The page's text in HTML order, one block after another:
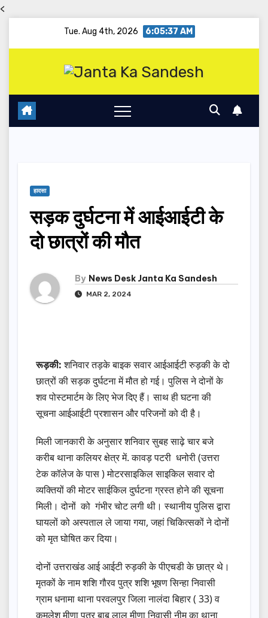
<
Tue. Aug 4th, 2026 6:05:37 AM
हादसा
सड़क दुर्घटना में आईआईटी के
दो छात्रों की मौत
By News Desk Janta Ka Sandesh
MAR 2, 2024
रूड़की:शनिवार तड़के बाइक सवार आईआईटी रुड़की के दो
छात्रों की सड़क दुर्घटना में मौत हो गई। पुलिस ने दोनों के
शव पोस्टमार्टम के लिए भेज दिए हैं। साथ ही घटना की
सूचना आईआईटी प्रशासन और परिजनों को दी है।
मिली जानकारी के अनुसार शनिवार सुबह साढ़े चार बजे
करीब थाना कलियर क्षेत्र में. कावड़ पटरी धनोरी (उत्तरा
टेक कॉलेज के पास ) मोटरसाइकिल साइकिल सवार दो
व्यक्तियों की मोटर साईकिल दुर्घटना ग्रस्त होने की सूचना
मिली। दोनों को गंभीर चोट लगी थी। स्थानीय पुलिस द्वारा
घायलों को अस्पताल ले जाया गया, जहां चिकित्सकों ने दोनों
को मृत घोषित कर दिया।
दोनों उत्तराखंड आई आईटी रुड़की के पीएचडी के छात्र थे।
मृतकों के नाम शशि गौरव पुत्र शशि भूषण सिन्हा निवासी
ग्राम धनामा थाना परवलपुर जिला नालंदा बिहार ( 33) व
कमलेश मीणा पुत्र बाबू लाल मीणा निवासी नीम का थाना